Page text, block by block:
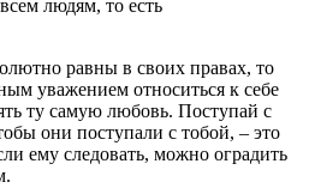
людям, то есть
равны в своих правах, то
уважением относиться к себе
ту самую любовь. Поступай с
они поступали с тобой, – это
ему следовать, можно оградить